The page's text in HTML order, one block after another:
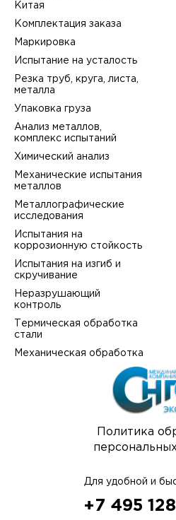
Политика
Китая
Комплектация заказа
Маркировка
Испытание на усталость
Резка труб, круга, листа,
металла
Упаковка груза
Анализ металлов,
комплекс испытаний
Химический анализ
Механические испытания
металлов
Металлографические
исследования
Испытания на
коррозионную стойкость
Испытания на изгиб и
скручивание
Неразрушающий
контроль
Термическая обработка
стали
Механическая обработка
Для удобной и
+7 495